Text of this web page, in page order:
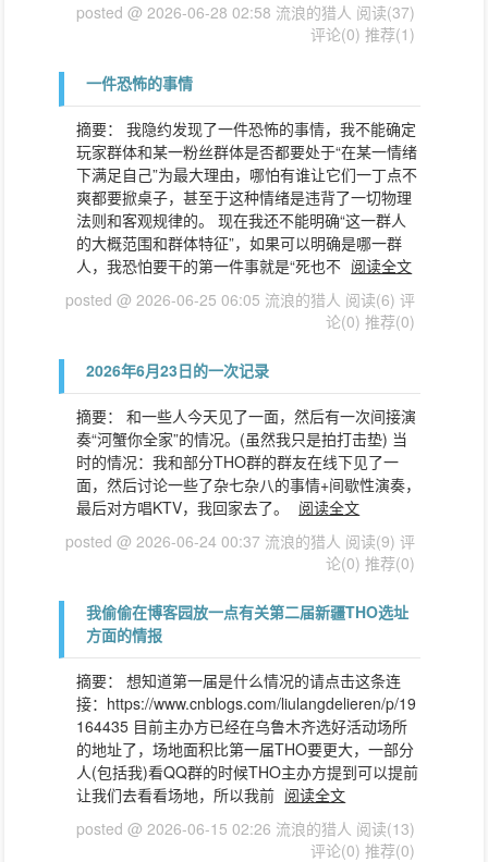
posted @ 2026-06-28 02:58 流浪的猎人 阅读(37)
评论(0) 推荐(1)
一件恐怖的事情
摘要： 我隐约发现了一件恐怖的事情，我不能确定
玩家群体和某一粉丝群体是否都要处于“在某一情绪
下满足自己”为最大理由，哪怕有谁让它们一丁点不
爽都要掀桌子，甚至于这种情绪是违背了一切物理
法则和客观规律的。 现在我还不能明确“这一群人
的大概范围和群体特征”，如果可以明确是哪一群
人，我恐怕要干的第一件事就是“死也不 阅读全文
posted @ 2026-06-25 06:05 流浪的猎人 阅读(6) 评
论(0) 推荐(0)
2026年6月23日的一次记录
摘要： 和一些人今天见了一面，然后有一次间接演
奏“河蟹你全家”的情况。(虽然我只是拍打击垫) 当
时的情况：我和部分THO群的群友在线下见了一
面，然后讨论一些了杂七杂八的事情+间歇性演奏，
最后对方唱KTV，我回家去了。
阅读全文
posted @ 2026-06-24 00:37 流浪的猎人 阅读(9) 评
论(0) 推荐(0)
我偷偷在博客园放一点有关第二届新疆THO选址
方面的情报
摘要： 想知道第一届是什么情况的请点击这条连
接：https://www.cnblogs.com/liulangdelieren/p/19
164435 目前主办方已经在乌鲁木齐选好活动场所
的地址了，场地面积比第一届THO要更大，一部分
人(包括我)看QQ群的时候THO主办方提到可以提前
让我们去看看场地，所以我前 阅读全文
posted @ 2026-06-15 02:26 流浪的猎人 阅读(13)
评论(0) 推荐(0)